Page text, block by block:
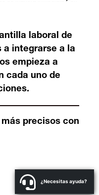
laboral de
a integrarse a la
empieza a
cada uno de
más precisos con
¿Necesitas ayuda?